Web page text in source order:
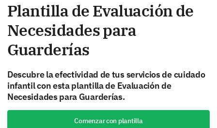
Plantilla de Evaluación de
Necesidades para
Guarderías
Descubre la efectividad de tus servicios de cuidado
infantil con esta plantilla de Evaluación de
Necesidades para Guarderías.
Comenzar con plantilla